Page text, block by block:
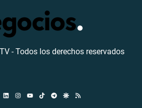
- Todos los derechos reservados
LinkedinInstagramTikTokTelegramGoogle Discover